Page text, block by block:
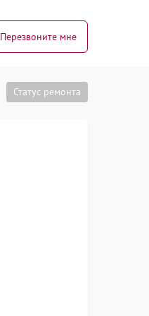
Перезвоните мне
Статус ремонта